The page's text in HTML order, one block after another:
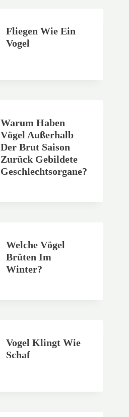
Fliegen Wie Ein
Vogel
Warum Haben
Vögel Außerhalb
Der Brut Saison
Zurück Gebildete
Geschlechtsorgane?
Welche Vögel
Brüten Im
Winter?
Vogel Klingt Wie
Schaf